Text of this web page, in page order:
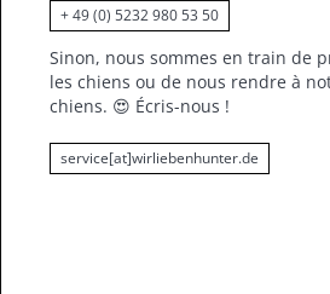
+ 49 (0) 5232 980 53 50
Sinon, nous sommes en train de
les chiens ou de nous rendre à
chiens. 😍 Écris-nous !
service[at]wirliebenhunter.de